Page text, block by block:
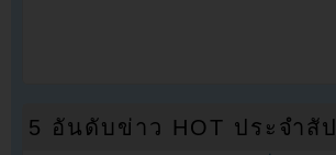
5 อันดับข่าว HOT ประจำสั